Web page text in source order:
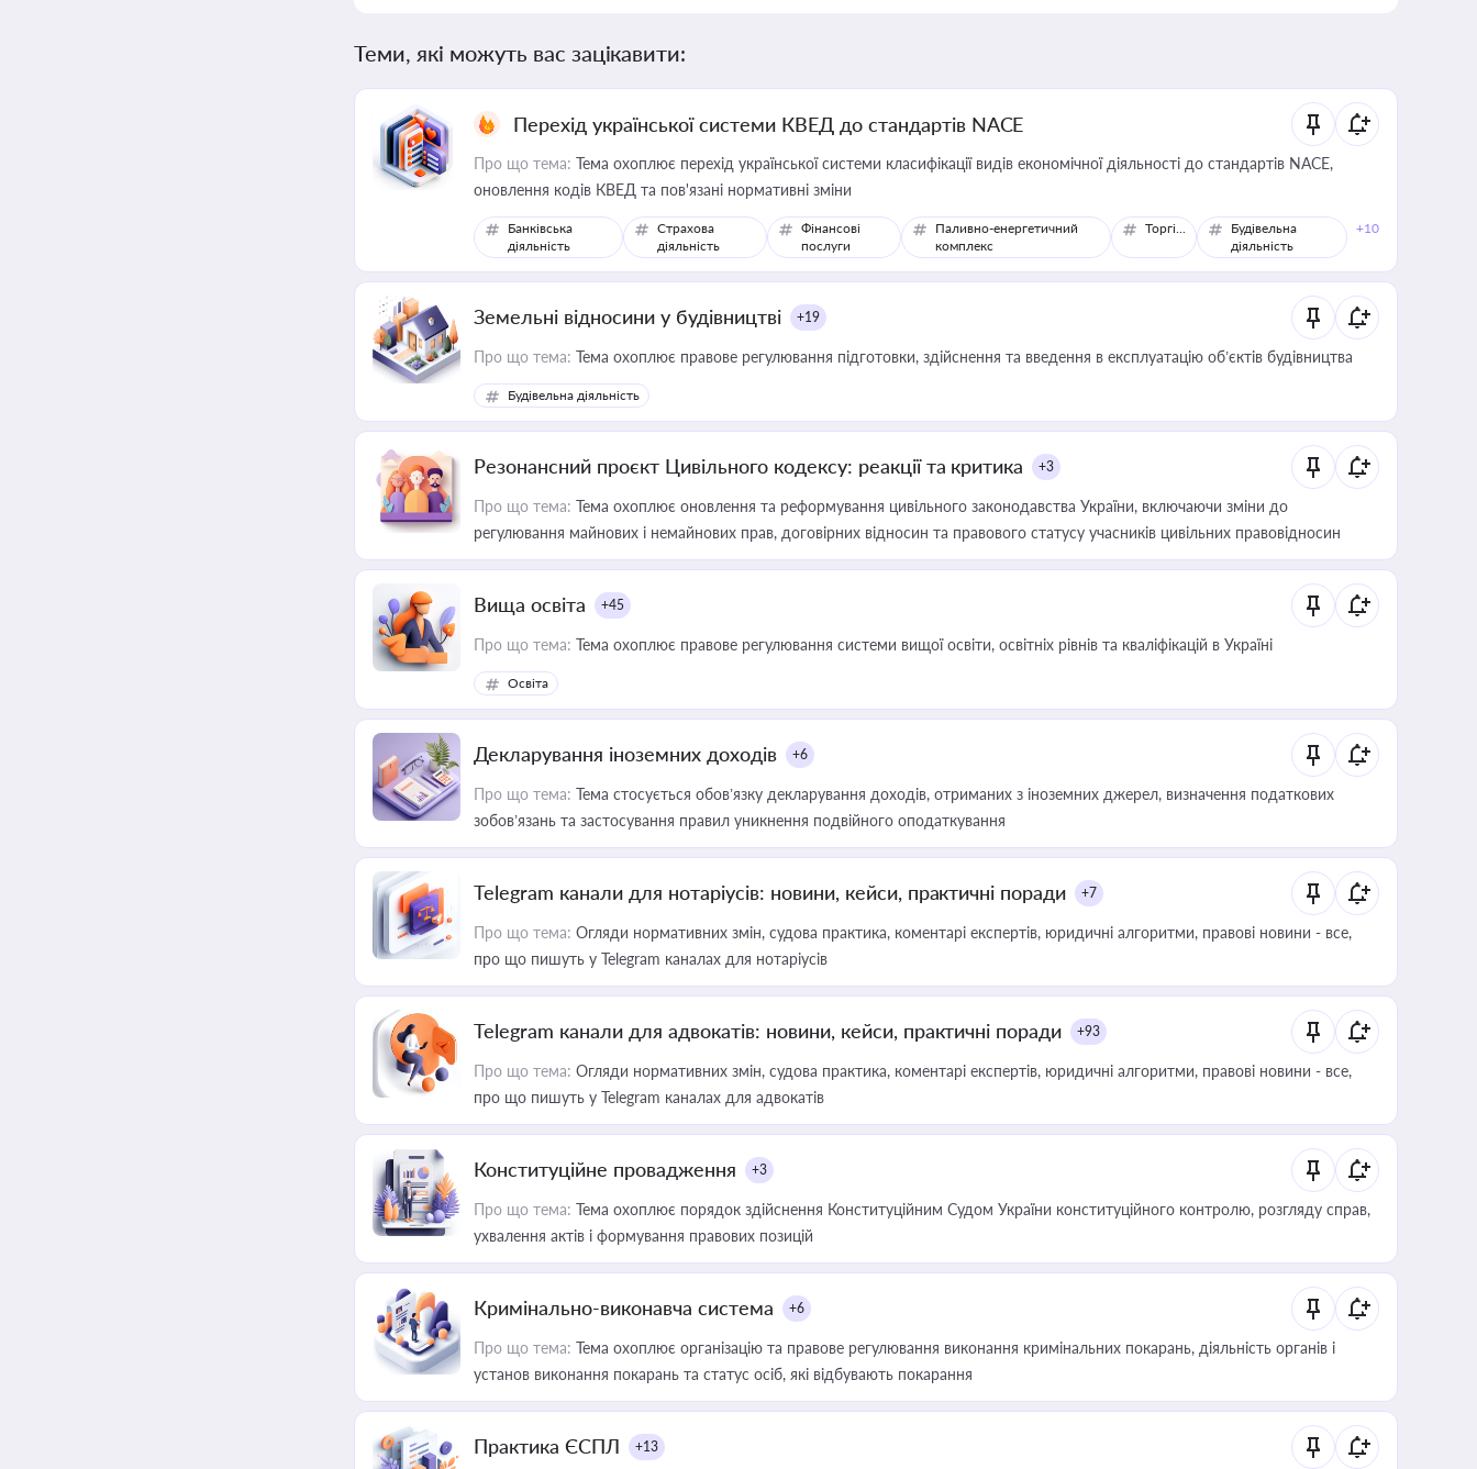
Теми, які можуть вас зацікавити:
Перехід української системи КВЕД до стандартів NACE
Про що тема: Тема охоплює перехід української системи класифікації видів економічної діяльності до стандартів NACE,
оновлення кодів КВЕД та пов'язані нормативні зміни
Банківська
діяльність
Страхова
діяльність
Фінансові
послуги
Паливно-енергетичний
комплекс
Торгівля
Будівельна
діяльність
+10
Земельні відносини у будівництві +19
Про що тема: Тема охоплює правове регулювання підготовки, здійснення та введення в експлуатацію об’єктів будівництва
Будівельна діяльність
Резонансний проєкт Цивільного кодексу: реакції та критика +3
Про що тема: Тема охоплює оновлення та реформування цивільного законодавства України, включаючи зміни до
регулювання майнових і немайнових прав, договірних відносин та правового статусу учасників цивільних правовідносин
Вища освіта +45
Про що тема: Тема охоплює правове регулювання системи вищої освіти, освітніх рівнів та кваліфікацій в Україні
Освіта
Декларування іноземних доходів +6
Про що тема: Тема стосується обов’язку декларування доходів, отриманих з іноземних джерел, визначення податкових
зобов’язань та застосування правил уникнення подвійного оподаткування
Telegram канали для нотаріусів: новини, кейси, практичні поради +7
Про що тема: Огляди нормативних змін, судова практика, коментарі експертів, юридичні алгоритми, правові новини - все,
про що пишуть у Telegram каналах для нотаріусів
Telegram канали для адвокатів: новини, кейси, практичні поради +93
Про що тема: Огляди нормативних змін, судова практика, коментарі експертів, юридичні алгоритми, правові новини - все,
про що пишуть у Telegram каналах для адвокатів
Конституційне провадження +3
Про що тема: Тема охоплює порядок здійснення Конституційним Судом України конституційного контролю, розгляду справ,
ухвалення актів і формування правових позицій
Кримінально-виконавча система +6
Про що тема: Тема охоплює організацію та правове регулювання виконання кримінальних покарань, діяльність органів і
установ виконання покарань та статус осіб, які відбувають покарання
Практика ЄСПЛ +13